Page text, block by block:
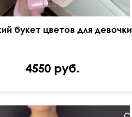
букет цветов для девочки
4550 руб.